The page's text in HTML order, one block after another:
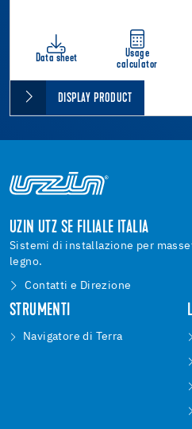
Data sheet
Usage
calculator
DISPLAY PRODUCT
UZIN UTZ SE FILIALE ITALIA
Sistemi di installazione per
legno.
Contatti e Direzione
STRUMENTI
Navigatore di Terra